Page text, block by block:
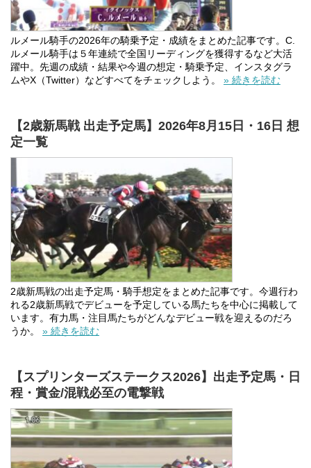
ルメール騎手の2026年の騎乗予定・成績をまとめた記事です。C.
ルメール騎手は５年連続で全国リーディングを獲得するなど大活
躍中。先週の成績・結果や今週の想定・騎乗予定、インスタグラ
ムやX（Twitter）などすべてをチェックしよう。 » 続きを読む
【2歳新馬戦 出走予定馬】2026年8月15日・16日 想
定一覧
2歳新馬戦の出走予定馬・騎手想定をまとめた記事です。今週行わ
れる2歳新馬戦でデビューを予定している馬たちを中心に掲載して
います。有力馬・注目馬たちがどんなデビュー戦を迎えるのだろ
うか。 » 続きを読む
【スプリンターズステークス2026】出走予定馬・日
程・賞金/混戦必至の電撃戦